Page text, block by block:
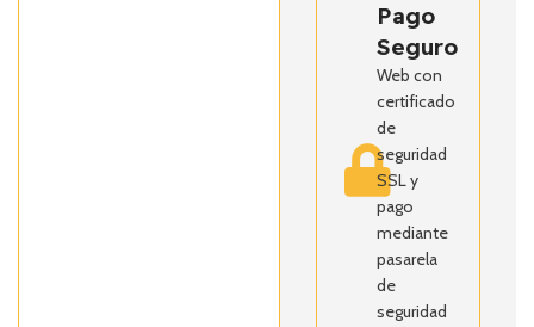
Pago
Seguro
Web con
certificado
de
seguridad
SSL y
pago
mediante
pasarela
de
seguridad